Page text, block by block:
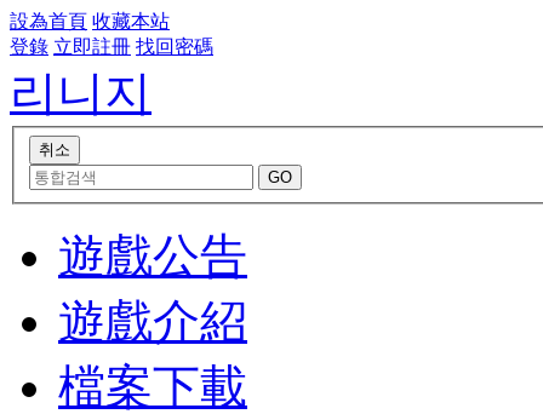
設為首頁 收藏本站
登錄 立即註冊 找回密碼
리니지
遊戲公告
遊戲介紹
檔案下載